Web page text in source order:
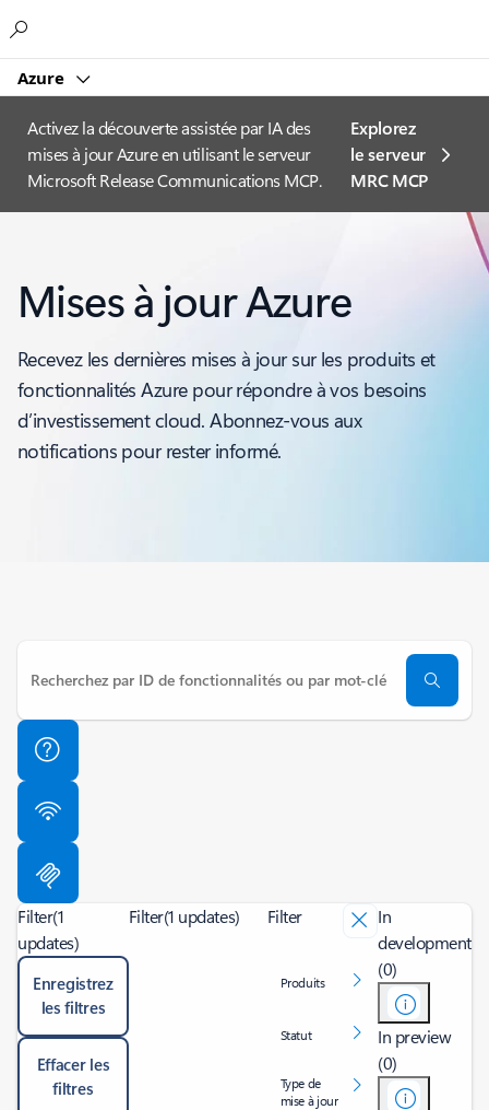
Azure
Activez la découverte assistée par IA des
mises à jour Azure en utilisant le serveur
Microsoft Release Communications MCP.
Explorez
le serveur
MRC MCP
Mises à jour Azure
Recevez les dernières mises à jour sur les produits et
fonctionnalités Azure pour répondre à vos besoins
d’investissement cloud. Abonnez-vous aux
notifications pour rester informé.
Filter(1
updates)
Enregistrez
les filtres
Effacer les
filtres
Filter(1 updates) Filter
Produits
Statut
Type de
mise à jour
In
development
(0)
In preview
(0)